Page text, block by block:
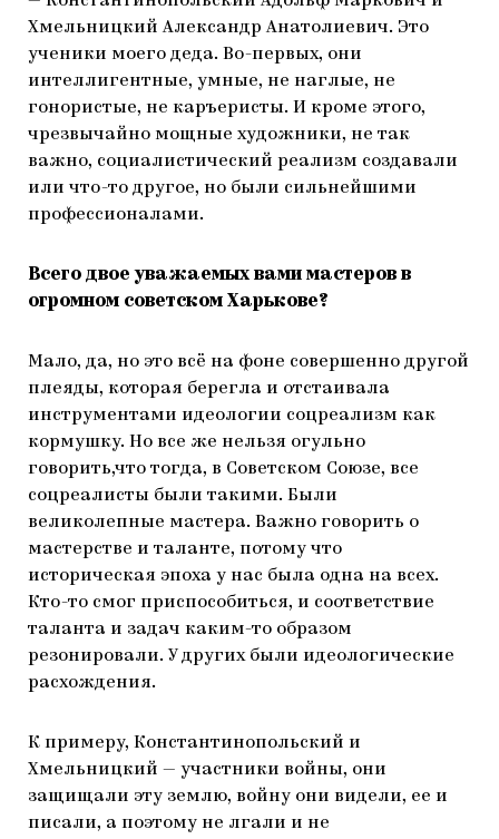
Хмельницкий Александр Анатолиевич. Это
ученики моего деда. Во-первых, они
интеллигентные, умные, не наглые, не
гонористые, не каръеристы. И кроме этого,
чрезвычайно мощные художники, не так
важно, социалистический реализм создавали
или что-то другое, но были сильнейшими
профессионалами.
Всего двое уважаемых вами мастеров в
огромном советском Харькове?
Мало, да, но это всё на фоне совершенно другой
плеяды, которая берегла и отстаивала
инструментами идеологии соцреализм как
кормушку. Но все же нельзя огульно
говорить,что тогда, в Советском Союзе, все
соцреалисты были такими. Были
великолепные мастера. Важно говорить о
мастерстве и таланте, потому что
историческая эпоха у нас была одна на всех.
Кто-то смог приспособиться, и соответствие
таланта и задач каким-то образом
резонировали. У других были идеологические
расхождения.
К примеру, Константинопольский и
Хмельницкий — участники войны, они
защищали эту землю, войну они видели, ее и
писали, а поэтому не лгали и не